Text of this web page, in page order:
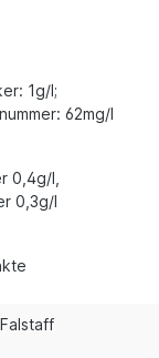
1g/l;
62mg/l
0,4g/l,
0,3g/l
Falstaff